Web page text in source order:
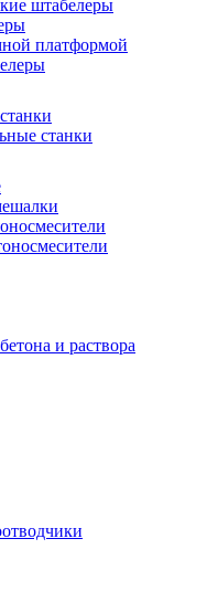
штабелеры
платформой
станки
и раствора